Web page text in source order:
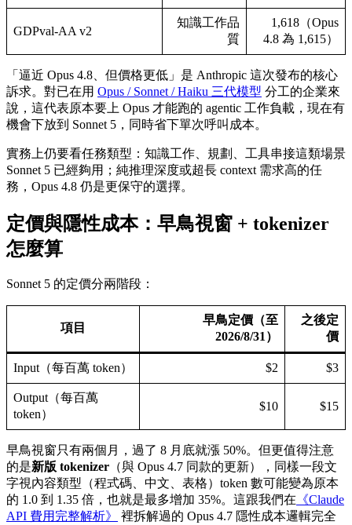
GDPval-AA v2
知識工作品
質
1,618（Opus
4.8 為 1,615）
「逼近 Opus 4.8、但價格更低」是 Anthropic 這次發布的核心
訴求。對已在用 Opus / Sonnet / Haiku 三代模型 分工的企業來
說，這代表原本要上 Opus 才能跑的 agentic 工作負載，現在有
機會下放到 Sonnet 5，同時省下單次呼叫成本。
實務上仍要看任務類型：知識工作、規劃、工具串接這類場景
Sonnet 5 已經夠用；純推理深度或超長 context 需求高的任
務，Opus 4.8 仍是更保守的選擇。
定價與隱性成本：早鳥視窗 + tokenizer
怎麼算
Sonnet 5 的定價分兩階段：
項目
早鳥定價（至
2026/8/31）
之後定
價
Input（每百萬 token） $2 $3
Output（每百萬
token）
$10 $15
早鳥視窗只有兩個月，過了 8 月底就漲 50%。但更值得注意
的是新版 tokenizer （與 Opus 4.7 同款的更新），同樣一段文
字視內容類型（程式碼、中文、表格）token 數可能變為原本
的 1.0 到 1.35 倍，也就是最多增加 35%。這跟我們在 《Claude
API 費用完整解析》
裡拆解過的 Opus 4.7 隱性成本邏輯完全